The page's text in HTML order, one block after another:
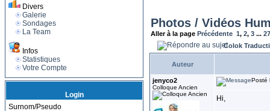
Divers
Galerie
Sondages
La Team
Infos
Statistiques
Votre Compte
Login
Surnom/Pseudo
Photos / Vidéos
Aller à la page Précédente 1, 2, 3 ...
Colok
Auteur
jenyco2
Colloque Ancien
Posté
Hi,